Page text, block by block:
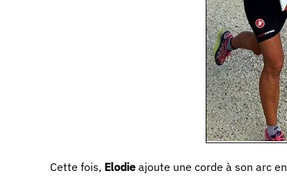
Cette fois, Elodie ajoute une corde à son arc en